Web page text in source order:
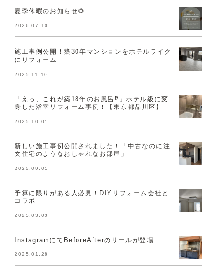
夏季休暇のお知らせ🌻
2026.07.10
施工事例公開！築30年マンションをホテルライク
にリフォーム
2025.11.10
「えっ、これが築18年のお風呂⁉」ホテル級に変
身した浴室リフォーム事例！【東京都品川区】
2025.10.01
新しい施工事例公開されました！「中古なのに注
文住宅のようなおしゃれなお部屋」
2025.09.01
予算に限りがある人必見！DIYリフォーム会社と
コラボ
2025.03.03
InstagramにてBeforeAfterのリールが登場
2025.01.28